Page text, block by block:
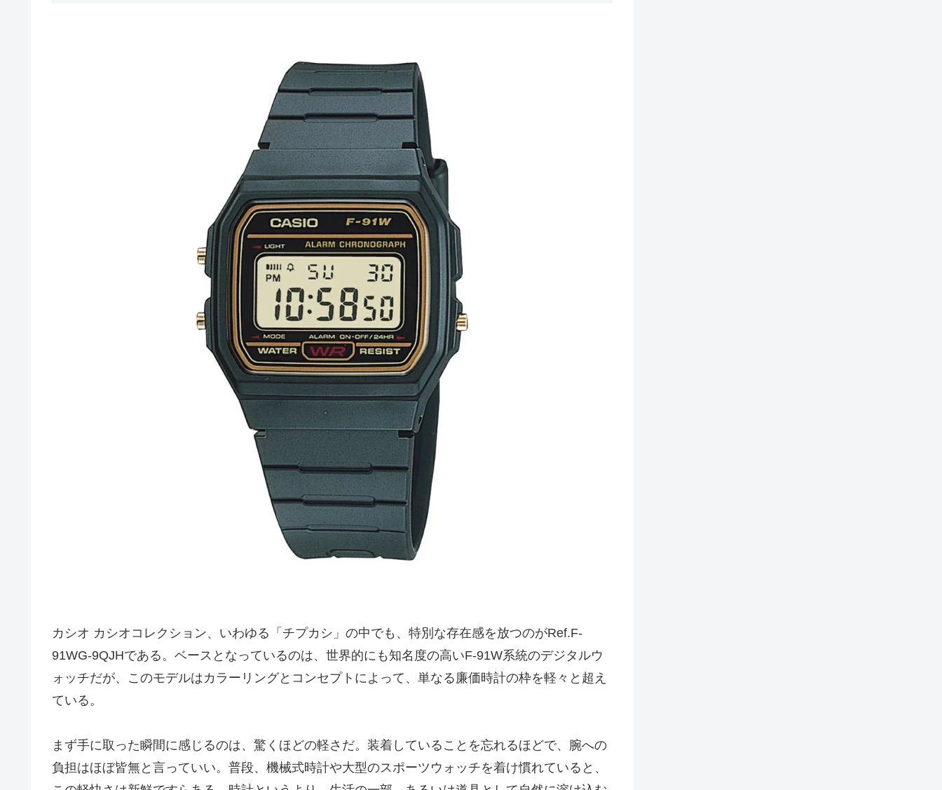
カシオ カシオコレクション、いわゆる「チプカシ」の中でも、特別な存在感を放つのがRef.F-
91WG-9QJHである。ベースとなっているのは、世界的にも知名度の高いF-91W系統のデジタルウ
ォッチだが、このモデルはカラーリングとコンセプトによって、単なる廉価時計の枠を軽々と超え
ている。
まず手に取った瞬間に感じるのは、驚くほどの軽さだ。装着していることを忘れるほどで、腕への
負担はほぼ皆無と言っていい。普段、機械式時計や大型のスポーツウォッチを着け慣れていると、